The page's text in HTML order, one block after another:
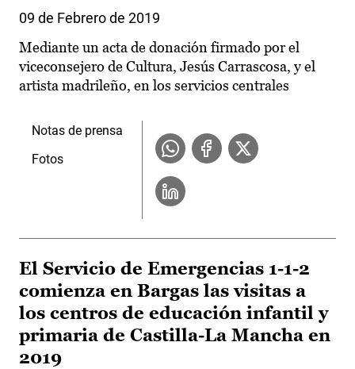
09 de Febrero de 2019
Mediante un acta de donación firmado por el
viceconsejero de Cultura, Jesús Carrascosa, y el
artista madrileño, en los servicios centrales
Notas de prensa
Fotos
El Servicio de Emergencias 1-1-2
comienza en Bargas las visitas a
los centros de educación infantil y
primaria de Castilla-La Mancha en
2019